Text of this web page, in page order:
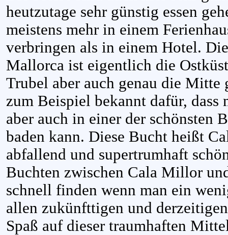
heutzutage sehr günstig essen
meistens mehr in einem
verbringen als in einem Hotel.
Mallorca ist eigentlich die
Trubel aber auch genau die Mitte
zum Beispiel bekannt dafür, dass
aber auch in einer der schönsten
baden kann. Diese Bucht heißt
abfallend und supertrumhaft
Buchten zwischen Cala Millor
schnell finden wenn man ein
allen zukünfttigen und
Spaß auf dieser traumhaften